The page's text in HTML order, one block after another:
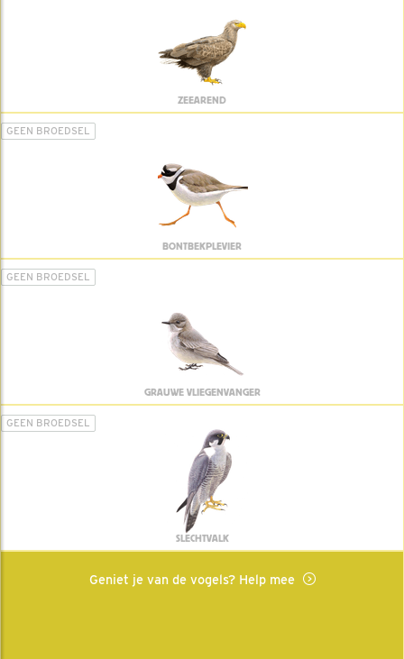
ZEEAREND
GEEN BROEDSEL
BONTBEKPLEVIER
GEEN BROEDSEL
GRAUWE VLIEGENVANGER
GEEN BROEDSEL
SLECHTVALK
Geniet je van de vogels? Help mee